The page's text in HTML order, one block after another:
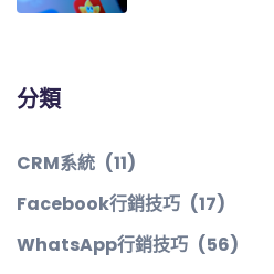
分類
CRM系統 (11)
Facebook行銷技巧 (17)
WhatsApp行銷技巧 (56)